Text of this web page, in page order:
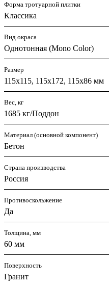
Форма тротуарной плитки
Классика
Вид окраса
Однотонная (Mono Color)
Размер
115х115, 115х172, 115х86 мм
Вес, кг
1685 кг/Поддон
Материал (основной компонент)
Бетон
Страна производства
Россия
Противоскольжение
Да
Толщина, мм
60 мм
Поверхность
Гранит